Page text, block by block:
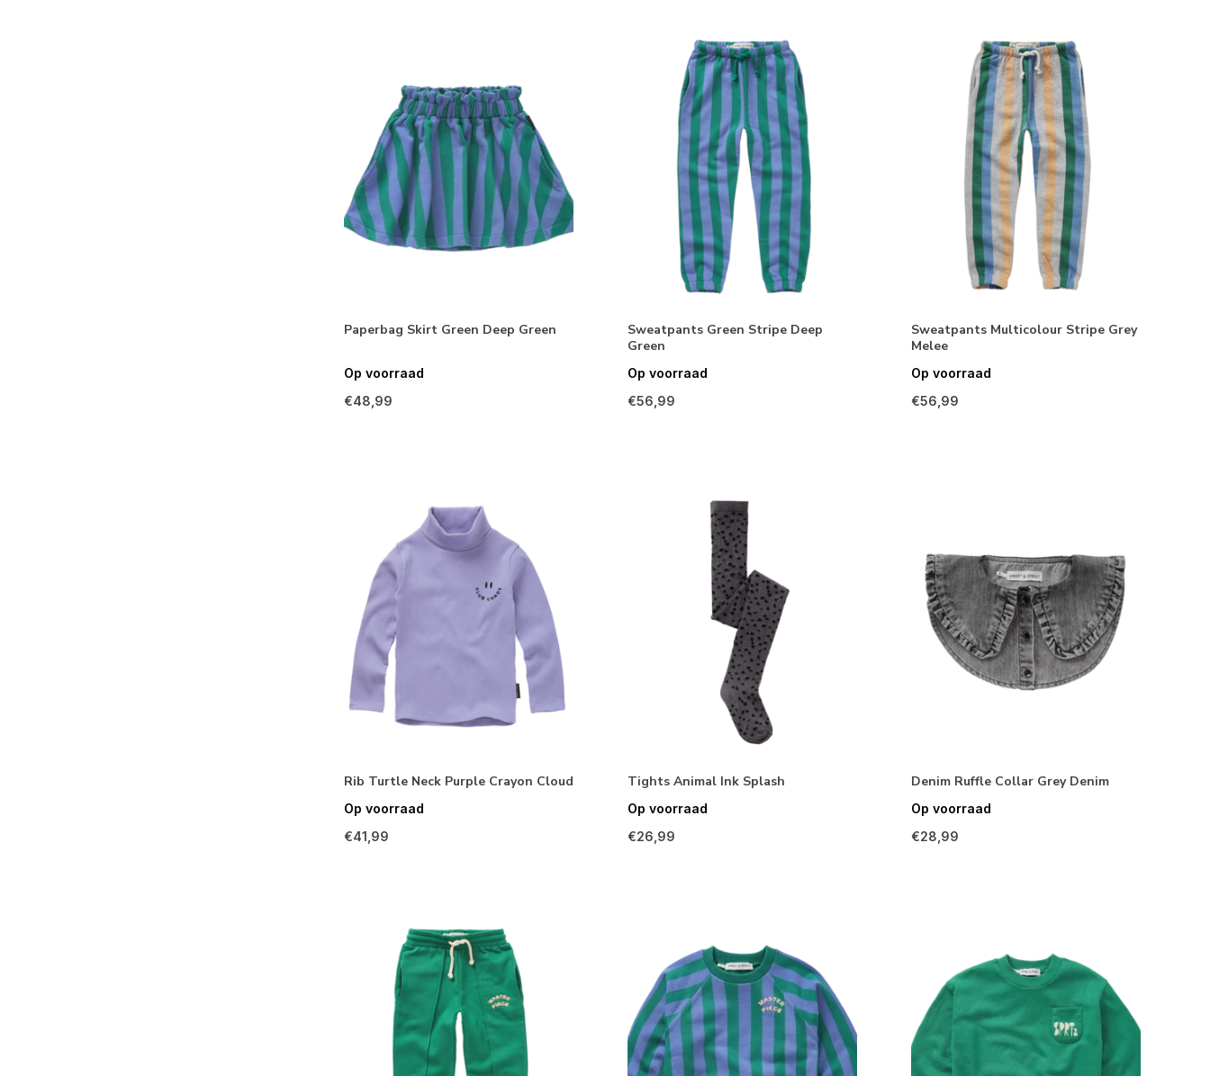
Paperbag Skirt Green Deep Green
Op voorraad
€48,99
Sweatpants Green Stripe Deep
Green
Op voorraad
€56,99
Sweatpants Multicolour Stripe Grey
Melee
Op voorraad
€56,99
Rib Turtle Neck Purple Crayon Cloud
Op voorraad
€41,99
Tights Animal Ink Splash
Op voorraad
€26,99
Denim Ruffle Collar Grey Denim
Op voorraad
€28,99